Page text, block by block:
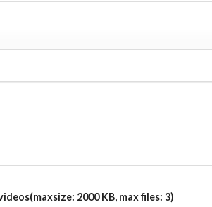
2000 KB, max files: 3)